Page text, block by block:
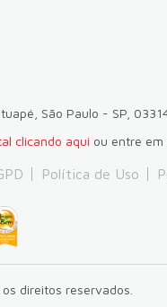
São Paulo - SP,
clicando aqui ou entre
Política de Uso
os direitos reservados.